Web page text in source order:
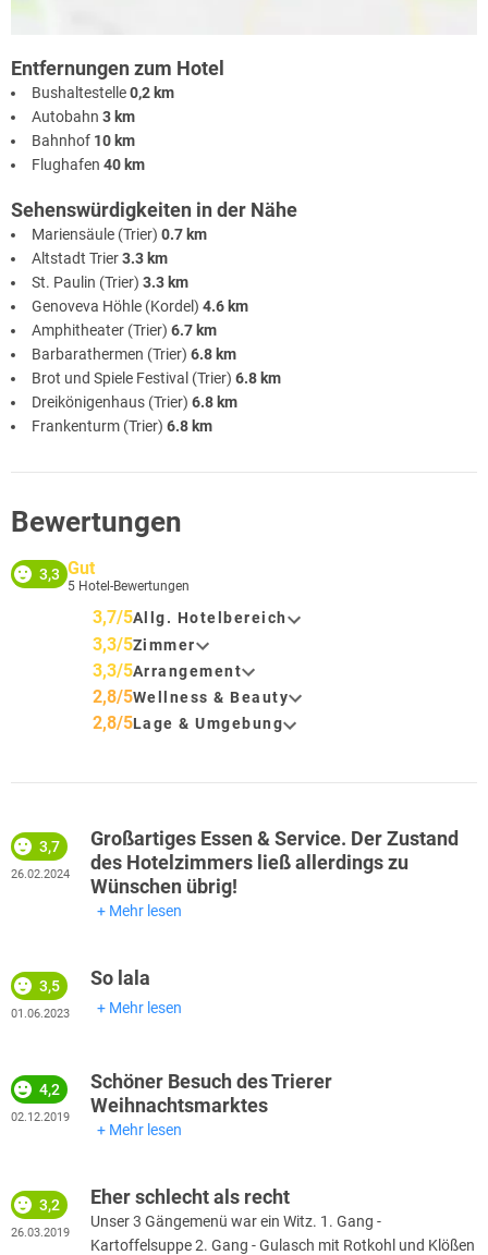
Entfernungen zum Hotel
Bushaltestelle0,2 km
Autobahn 3 km
Bahnhof 10 km
Flughafen 40 km
Sehenswürdigkeiten in der Nähe
Mariensäule (Trier) 0.7 km
Altstadt Trier3.3 km
St. Paulin (Trier) 3.3 km
Genoveva Höhle (Kordel) 4.6 km
Amphitheater (Trier) 6.7 km
Barbarathermen (Trier) 6.8 km
Brot und Spiele Festival (Trier) 6.8 km
Dreikönigenhaus (Trier) 6.8 km
Frankenturm (Trier) 6.8 km
Bewertungen
3,3 Gut
5 Hotel-Bewertungen
3,7/5Allg. Hotelbereich
3,3/5Zimmer
3,3/5Arrangement
2,8/5Wellness & Beauty
2,8/5Lage & Umgebung
Großartiges Essen & Service. Der Zustand
des Hotelzimmers ließ allerdings zu
Wünschen übrig!
3,7
26.02.2024
Mehr lesen
So lala
3,5
01.06.2023 Mehr lesen
Schöner Besuch des Trierer
Weihnachtsmarktes
4,2
02.12.2019
Mehr lesen
Eher schlecht als recht
3,2
26.03.2019
Unser 3 Gängemenü war ein Witz. 1. Gang -
Kartoffelsuppe 2. Gang - Gulasch mit Rotkohl und Klößen